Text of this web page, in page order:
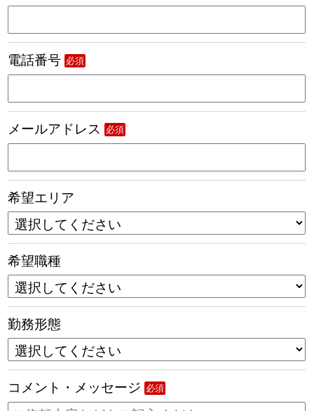
電話番号 必須
メールアドレス 必須
希望エリア
希望職種
勤務形態
コメント・メッセージ 必須